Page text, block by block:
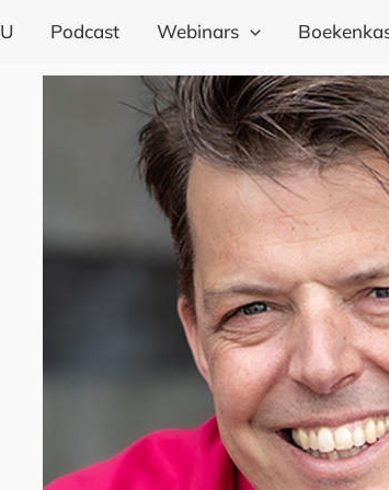
Podcast Webinars